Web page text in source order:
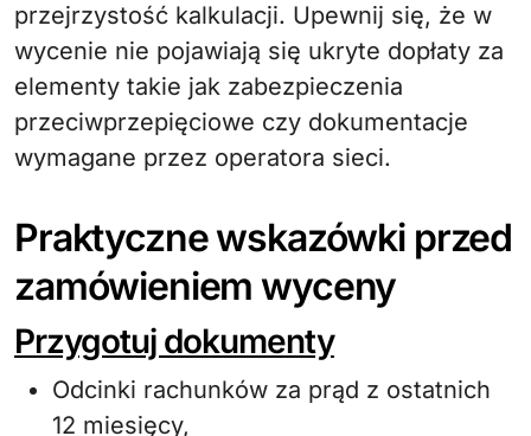
przejrzystość kalkulacji. Upewnij się, że w
wycenie nie pojawiają się ukryte dopłaty za
elementy takie jak zabezpieczenia
przeciwprzepięciowe czy dokumentacje
wymagane przez operatora sieci.
Praktyczne wskazówki przed
zamówieniem wyceny
Przygotuj dokumenty
Odcinki rachunków za prąd z ostatnich
12 miesięcy,